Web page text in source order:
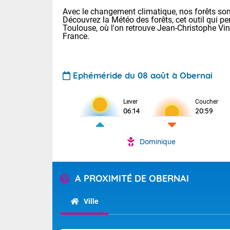
Avec le changement climatique, nos forêts
Découvrez la Météo des forêts, cet outil qui
Toulouse, où l'on retrouve Jean-Christophe
France.
Ephéméride du 08 août à Obernai
Lever
06:14
Coucher
20:59
Dominique
A PROXIMITÉ DE OBERNAI
Ville
Voici les
29/16 Paris :
Clermont-Fd
Limoges :
Lille : 28/15
Temps